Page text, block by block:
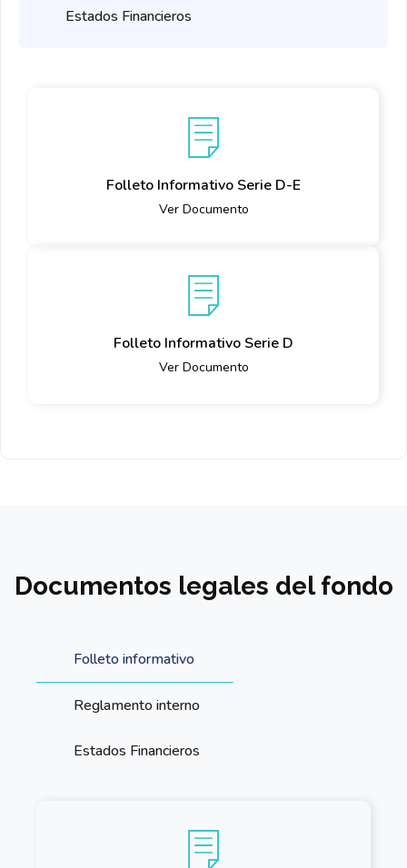
Estados Financieros
Folleto Informativo Serie D-E
Ver Documento
Folleto Informativo Serie D
Ver Documento
Documentos legales del fondo
Folleto informativo
Reglamento interno
Estados Financieros